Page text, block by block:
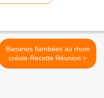
Bananes flambées au rhum
créole-Recette Réunion >